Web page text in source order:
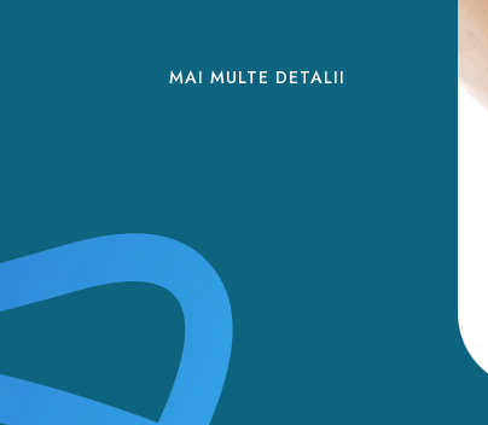
MAI MULTE DETALII